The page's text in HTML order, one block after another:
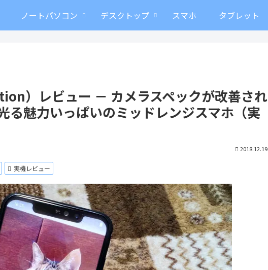
ノートパソコン デスクトップ スマホ タブレット
）レビュー － カメラスペックが改善され
る魅力いっぱいのミッドレンジスマホ（実
2018.12.19
実機レビュー